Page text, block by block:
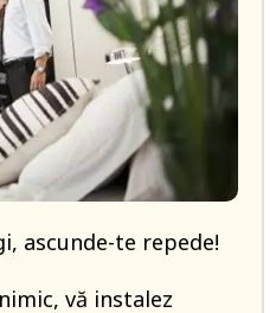
ascunde-te repede!
vă instalez